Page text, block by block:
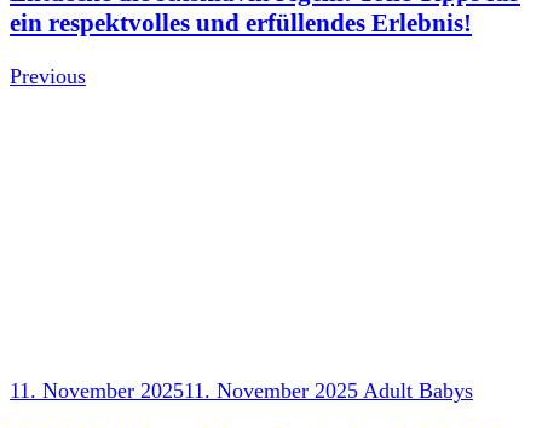
ein respektvolles und erfüllendes Erlebnis!
Previous
11. November 202511. November 2025 Adult Babys